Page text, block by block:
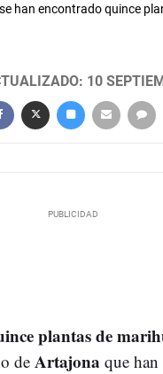
han encontrado quince
10
plantas de
de Artajona que han